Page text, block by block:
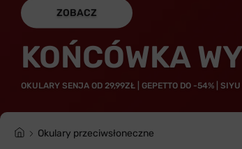
ZOBACZ
KOŃCÓWKA
OKULARY SENJA OD 29,99ZŁ | GEPETTO DO -54% |
Okulary przeciwsłoneczne